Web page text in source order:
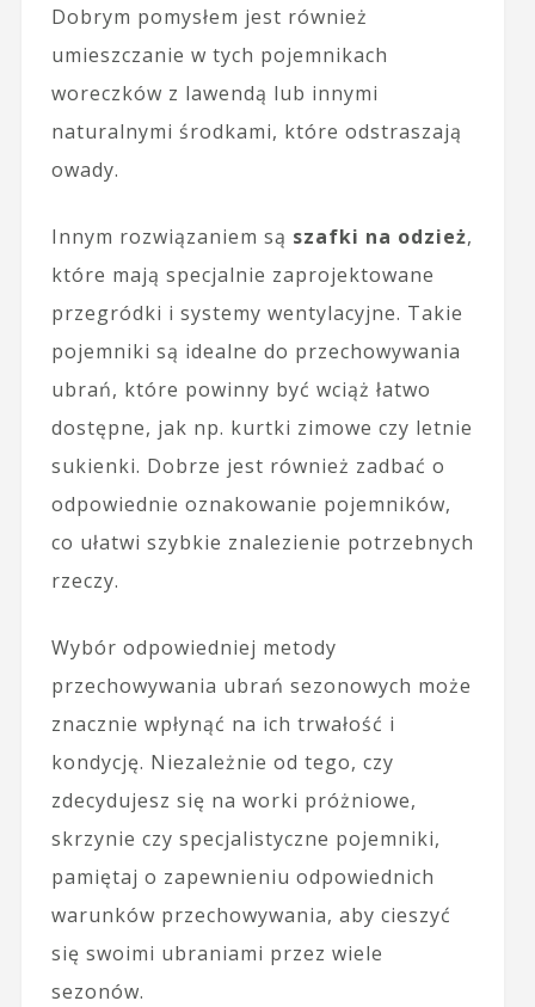
Dobrym pomysłem jest również
umieszczanie w tych pojemnikach
woreczków z lawendą lub innymi
naturalnymi środkami, które odstraszają
owady.
Innym rozwiązaniem są szafki na odzież,
które mają specjalnie zaprojektowane
przegródki i systemy wentylacyjne. Takie
pojemniki są idealne do przechowywania
ubrań, które powinny być wciąż łatwo
dostępne, jak np. kurtki zimowe czy letnie
sukienki. Dobrze jest również zadbać o
odpowiednie oznakowanie pojemników,
co ułatwi szybkie znalezienie potrzebnych
rzeczy.
Wybór odpowiedniej metody
przechowywania ubrań sezonowych może
znacznie wpłynąć na ich trwałość i
kondycję. Niezależnie od tego, czy
zdecydujesz się na worki próżniowe,
skrzynie czy specjalistyczne pojemniki,
pamiętaj o zapewnieniu odpowiednich
warunków przechowywania, aby cieszyć
się swoimi ubraniami przez wiele
sezonów.